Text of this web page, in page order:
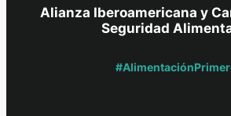
Alianza Iberoamericana y
Seguridad